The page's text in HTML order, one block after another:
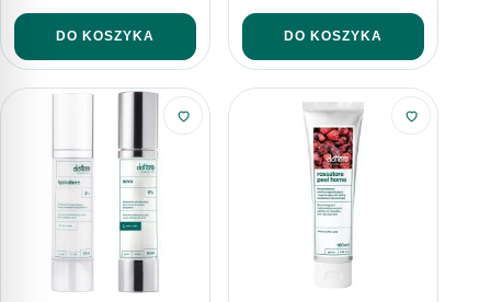
DO KOSZYKA DO KOSZYKA